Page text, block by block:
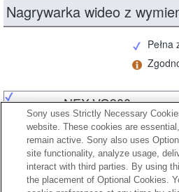
Nagrywarka wideo z
Pełna
NEX-VG900
NEX-VG30
Sony uses Strictly Necessary
website. These cookies are
remain active. Sony also uses
site functionality, analyze usage,
interact with third parties. By using
the placement of Optional Cookies.